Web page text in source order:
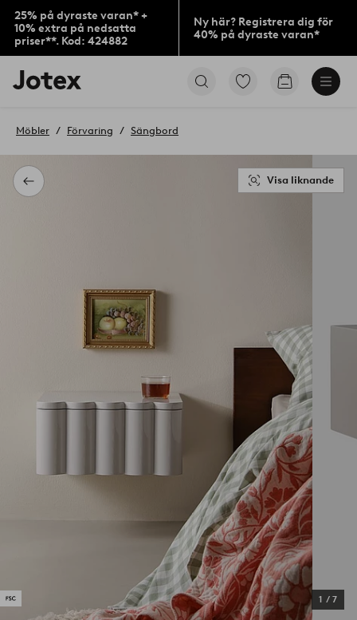
25% på dyraste varan* +
10% extra på nedsatta
priser**. Kod: 424882
Ny här? Registrera dig för
40% på dyraste varan*
Jotex
logotyp
till
Gå
Gå
Tillbaka
Möbler Förvaring Sängbord
1 / 7
Visa liknande